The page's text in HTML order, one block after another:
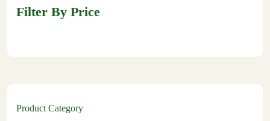
Filter By Price
Product Category